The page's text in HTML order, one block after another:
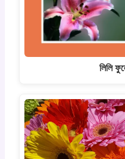
লিলি